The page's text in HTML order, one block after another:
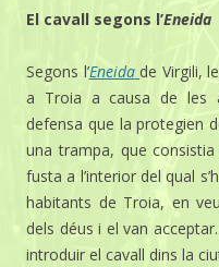
El cavall segons l’Eneida
Segons l’Eneida de Virgili,
a Troia a causa de les
defensa que la protegien
una trampa, que
fusta a l’interior del qual
habitants de Troia, en
dels déus i el van
introduir el cavall dins la